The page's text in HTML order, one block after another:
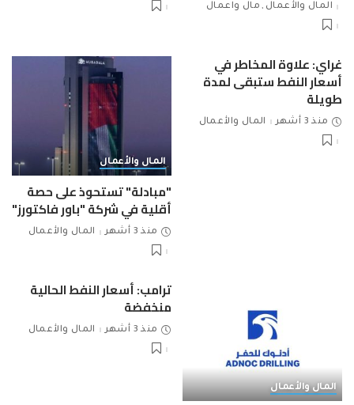
المال والأعمال
مال واعمال
غراي: علاوة المخاطر في
أسعار النفط ستبقى لمدة
طويلة
منذ 3 أشهر المال والأعمال
المال والأعمال
"مبادلة" تستحوذ على حصة
أقلية في شركة "باور فاكتورز"
منذ 3 أشهر المال والأعمال
المال والأعمال
ترامب: أسعار النفط الحالية
منخفضة
منذ 3 أشهر المال والأعمال